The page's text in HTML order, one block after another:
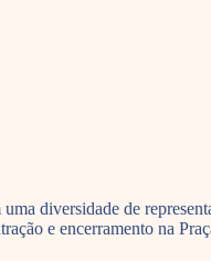
diversidade de
e encerramento na